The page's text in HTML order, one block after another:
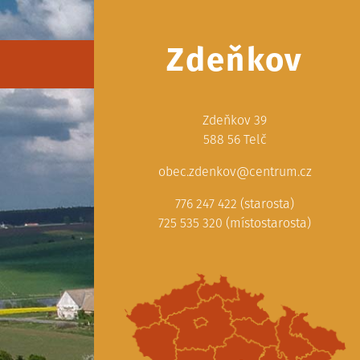
Zdeňkov
Zdeňkov 39
588 56 Telč
obec.zdenkov@centrum.cz
776 247 422 (starosta)
725 535 320 (místostarosta)